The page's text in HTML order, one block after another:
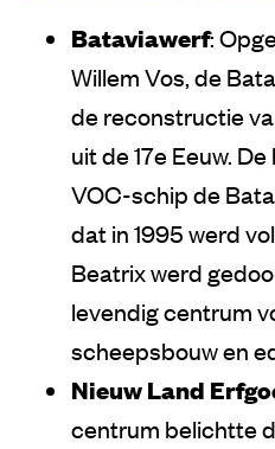
Bataviawerf:
Willem Vos, de
de reconstructie
uit de 17e Eeuw.
VOC-schip de
dat in 1995 werd
Beatrix werd
levendig centrum
scheepsbouw en
Nieuw Land
centrum belichtte